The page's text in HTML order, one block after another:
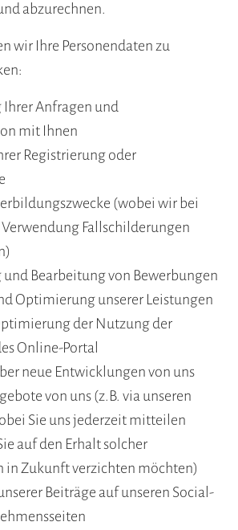
abzurechnen.
wir Ihre Personendaten zu
Anfragen und
mit Ihnen
Registrierung oder
(wobei wir bei
Fallschilderungen
Bearbeitung von Bewerbungen
Optimierung unserer Leistungen
der Nutzung der
Online-Portal
neue Entwicklungen von uns
von uns (z.B. via unseren
Sie uns jederzeit mitteilen
auf den Erhalt solcher
in Zukunft verzichten möchten)
Beiträge auf unseren Social-